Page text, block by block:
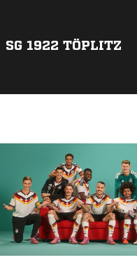
SG 1922 TÖPLITZ